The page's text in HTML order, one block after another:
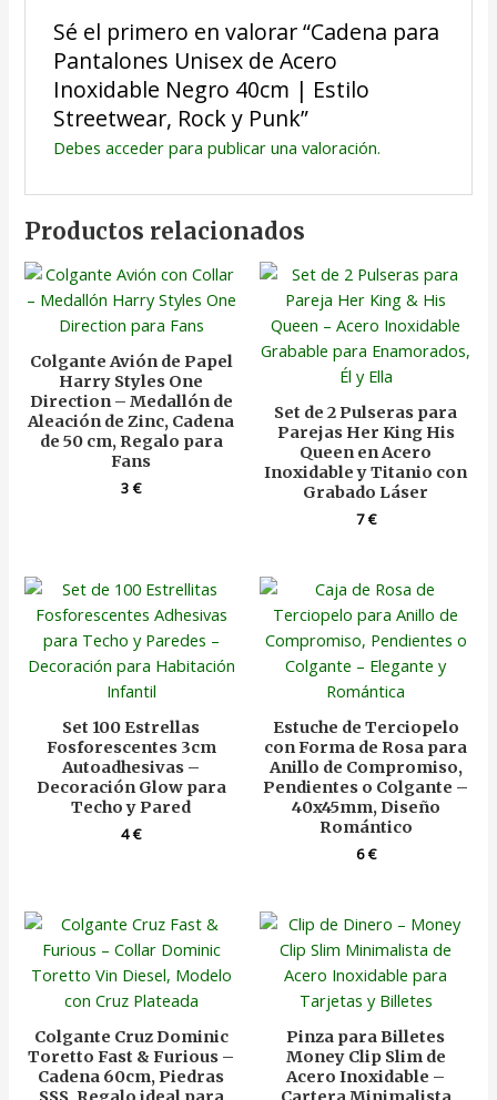
Sé el primero en valorar “Cadena para
Pantalones Unisex de Acero
Inoxidable Negro 40cm | Estilo
Streetwear, Rock y Punk”
Debes accederpara publicar una valoración.
Productos relacionados
Colgante Avión de Papel
Harry Styles One
Direction – Medallón de
Aleación de Zinc, Cadena
de 50 cm, Regalo para
Fans
3€
Set de 2 Pulseras para
Parejas Her King His
Queen en Acero
Inoxidable y Titanio con
Grabado Láser
7€
Set 100 Estrellas
Fosforescentes 3cm
Autoadhesivas –
Decoración Glow para
Techo y Pared
4€
Estuche de Terciopelo
con Forma de Rosa para
Anillo de Compromiso,
Pendientes o Colgante –
40x45mm, Diseño
Romántico
6€
Colgante Cruz Dominic
Toretto Fast & Furious –
Cadena 60cm, Piedras
Pinza para Billetes
Money Clip Slim de
Acero Inoxidable –